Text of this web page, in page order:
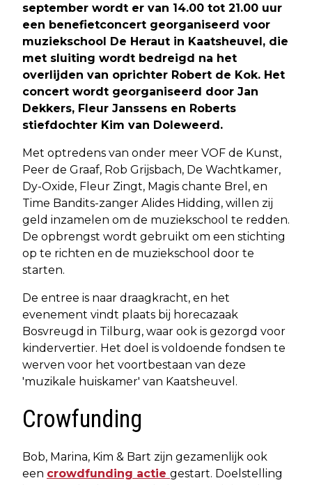
september wordt er van 14.00 tot 21.00 uur
een benefietconcert georganiseerd voor
muziekschool De Heraut in Kaatsheuvel, die
met sluiting wordt bedreigd na het
overlijden van oprichter Robert de Kok. Het
concert wordt georganiseerd door Jan
Dekkers, Fleur Janssens en Roberts
stiefdochter Kim van Doleweerd.
Met optredens van onder meer VOF de Kunst,
Peer de Graaf, Rob Grijsbach, De Wachtkamer,
Dy-Oxide, Fleur Zingt, Magis chante Brel, en
Time Bandits-zanger Alides Hidding, willen zij
geld inzamelen om de muziekschool te redden.
De opbrengst wordt gebruikt om een stichting
op te richten en de muziekschool door te
starten.
De entree is naar draagkracht, en het
evenement vindt plaats bij horecazaak
Bosvreugd in Tilburg, waar ook is gezorgd voor
kindervertier. Het doel is voldoende fondsen te
werven voor het voortbestaan van deze
'muzikale huiskamer' van Kaatsheuvel.
Crowfunding
Bob, Marina, Kim & Bart zijn gezamenlijk ook
een crowdfunding actie gestart. Doelstelling